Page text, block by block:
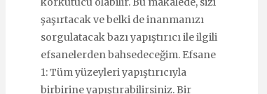
şaşırtacak ve belki de inanmanızı
sorgulatacak bazı yapıştırıcı ile ilgili
efsanelerden bahsedeceğim. Efsane
1: Tüm yüzeyleri yapıştırıcıyla
birbirine yapıştırabilirsiniz. Bir